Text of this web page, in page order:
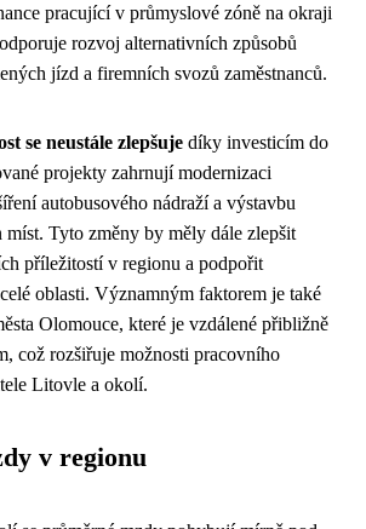
pracující v průmyslové zóně na okraji
rozvoj alternativních způsobů
jízd a firemních svozů zaměstnanců.
se neustále zlepšuje díky investicím do
projekty zahrnují modernizaci
autobusového nádraží a výstavbu
Tyto změny by měly dále zlepšit
příležitostí v regionu a podpořit
oblasti. Významným faktorem je také
Olomouce, které je vzdálené přibližně
což rozšiřuje možnosti pracovního
Litovle a okolí.
v regionu